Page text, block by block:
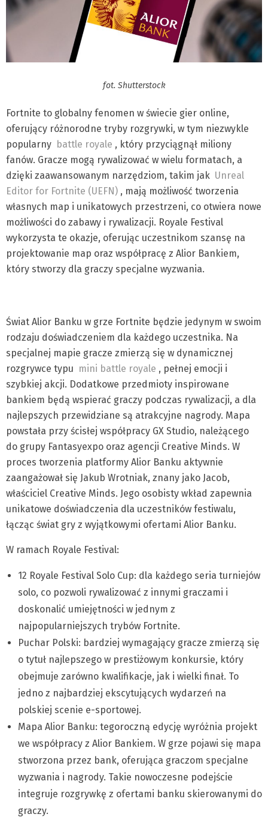
fot. Shutterstock
Fortnite to globalny fenomen w świecie gier online,
oferujący różnorodne tryby rozgrywki, w tym niezwykle
popularny battle royale , który przyciągnął miliony
fanów. Gracze mogą rywalizować w wielu formatach, a
dzięki zaawansowanym narzędziom, takim jak Unreal
Editor for Fortnite (UEFN) , mają możliwość tworzenia
własnych map i unikatowych przestrzeni, co otwiera nowe
możliwości do zabawy i rywalizacji. Royale Festival
wykorzysta te okazje, oferując uczestnikom szansę na
projektowanie map oraz współpracę z Alior Bankiem,
który stworzy dla graczy specjalne wyzwania.
Świat Alior Banku w grze Fortnite będzie jedynym w swoim
rodzaju doświadczeniem dla każdego uczestnika. Na
specjalnej mapie gracze zmierzą się w dynamicznej
rozgrywce typu mini battle royale , pełnej emocji i
szybkiej akcji. Dodatkowe przedmioty inspirowane
bankiem będą wspierać graczy podczas rywalizacji, a dla
najlepszych przewidziane są atrakcyjne nagrody. Mapa
powstała przy ścisłej współpracy GX Studio, należącego
do grupy Fantasyexpo oraz agencji Creative Minds. W
proces tworzenia platformy Alior Banku aktywnie
zaangażował się Jakub Wrotniak, znany jako Jacob,
właściciel Creative Minds. Jego osobisty wkład zapewnia
unikatowe doświadczenia dla uczestników festiwalu,
łącząc świat gry z wyjątkowymi ofertami Alior Banku.
W ramach Royale Festival:
12 Royale Festival Solo Cup: dla każdego seria turniejów
solo, co pozwoli rywalizować z innymi graczami i
doskonalić umiejętności w jednym z
najpopularniejszych trybów Fortnite.
Puchar Polski: bardziej wymagający gracze zmierzą się
o tytuł najlepszego w prestiżowym konkursie, który
obejmuje zarówno kwalifikacje, jak i wielki finał. To
jedno z najbardziej ekscytujących wydarzeń na
polskiej scenie e-sportowej.
Mapa Alior Banku: tegoroczną edycję wyróżnia projekt
we współpracy z Alior Bankiem. W grze pojawi się mapa
stworzona przez bank, oferująca graczom specjalne
wyzwania i nagrody. Takie nowoczesne podejście
integruje rozgrywkę z ofertami banku skierowanymi do
graczy.